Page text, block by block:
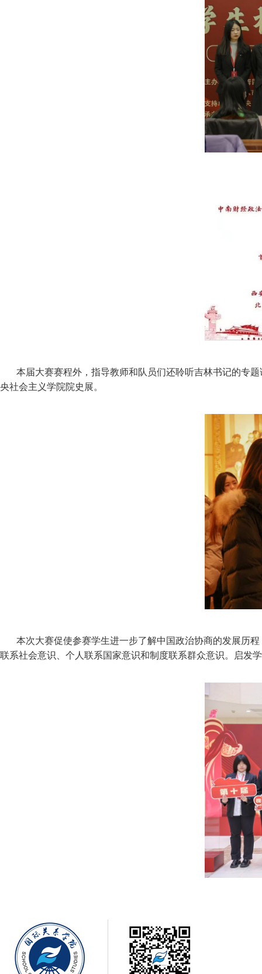
本届大赛赛程外，指导教师和队员们还聆听吉林书记的专
央社会主义学院院史展。
本次大赛促使参赛学生进一步了解中国政治协商的发展历
联系社会意识、个人联系国家意识和制度联系群众意识。启发